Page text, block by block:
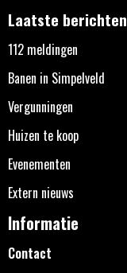
Laatste berichten
112 meldingen
Banen in Simpelveld
Vergunningen
Huizen te koop
Evenementen
Extern nieuws
Informatie
Contact